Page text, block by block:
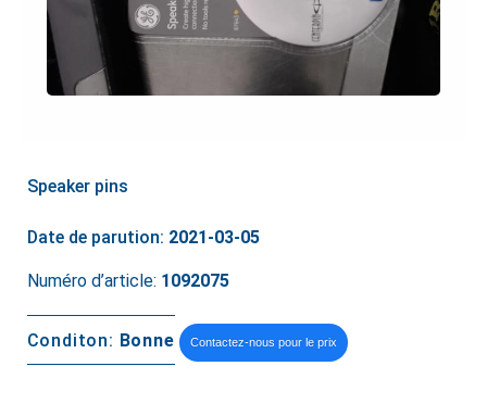
Speaker pins
Date de parution: 2021-03-05
Numéro d’article: 1092075
Conditon: Bonne Contactez-nous pour le prix